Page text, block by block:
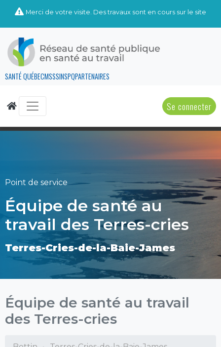
Merci de votre visite. Des travaux sont en cours sur le site
SANTÉ QUÉBECMSSSINSPQPARTENAIRES
Se connecter
Point de service
Équipe de santé au
travail des Terres-cries
Terres-Cries-de-la-Baie-James
Équipe de santé au travail
des Terres-cries